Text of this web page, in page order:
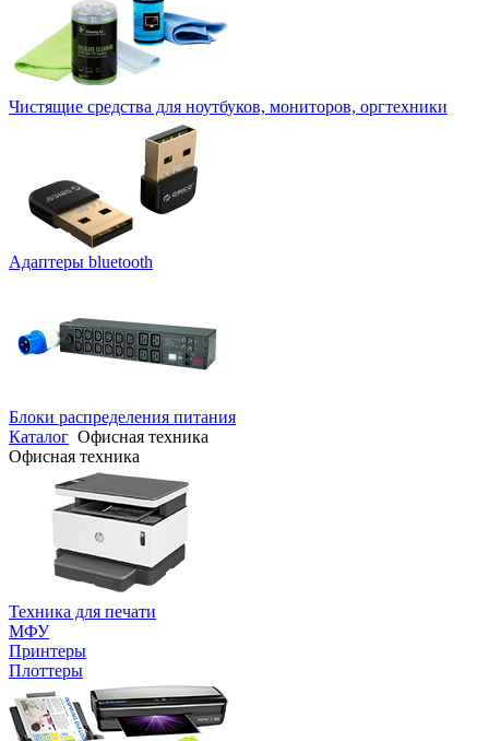
Чистящие средства для ноутбуков, мониторов, оргтехники
Адаптеры bluetooth
Блоки распределения питания
Каталог Офисная техника
Офисная техника
Техника для печати
МФУ
Принтеры
Плоттеры